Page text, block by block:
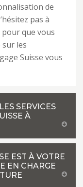
de
pas à
que vous
les
Suisse vous
SERVICES
À
EST À VOTRE
EN CHARGE